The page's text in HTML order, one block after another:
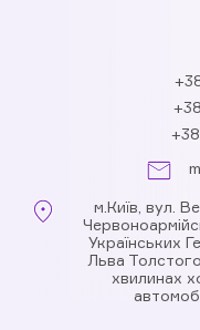
м.Київ, вул.
Українських
Льва
хвилинах